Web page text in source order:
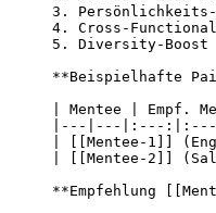
3.
4. Cross-
5. Diversity-Boost
**Beispielhafte
| Mentee |
|---|---|:---
| [[Mentee-1]]
| [[Mentee-2]]
**Empfehlung